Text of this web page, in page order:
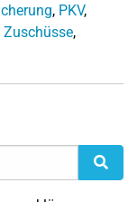
, PKV,
Zuschüsse,